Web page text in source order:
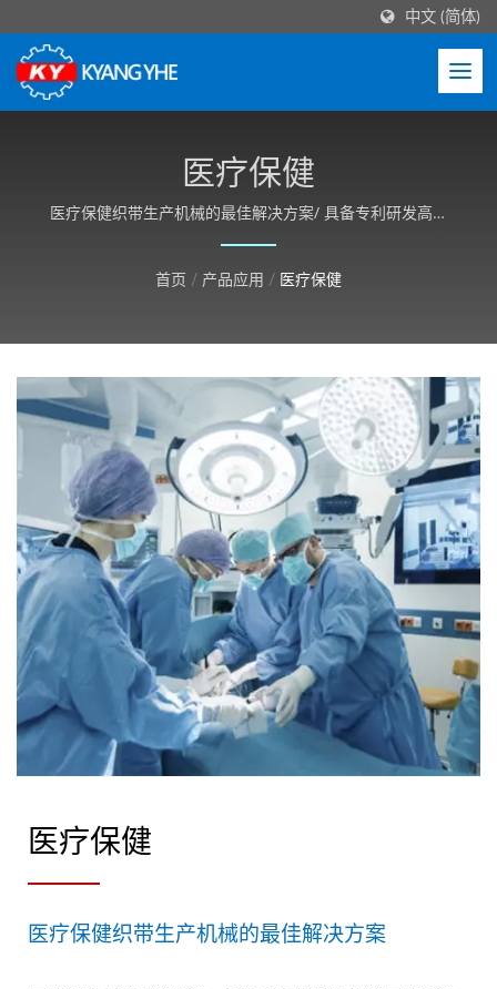
中文 (简体)
医疗保健
医疗保健织带生产机械的最佳解决方案/ 具备专利研发高速
织带机械技术，机型多样化且机台结构稳定性高，并可依客
首页 / 产品应用 / 医疗保健
医疗保健
医疗保健织带生产机械的最佳解决方案